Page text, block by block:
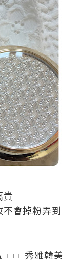
貴
會掉粉弄到
+++ 秀雅韓美